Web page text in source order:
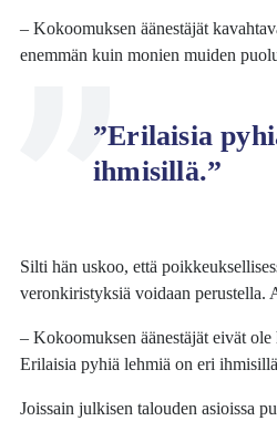
– Kokoomuksen äänestäjät
enemmän kuin monien muiden
”Erilaisia
ihmisillä.”
Silti hän uskoo, että
veronkiristyksiä voidaan perustella.
– Kokoomuksen äänestäjät eivät
Erilaisia pyhiä lehmiä on eri
Joissain julkisen talouden asioissa